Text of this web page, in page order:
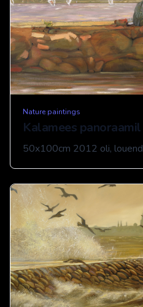
Nature paintings
Kalamees panoraamil
50x100cm 2012 oli, louend